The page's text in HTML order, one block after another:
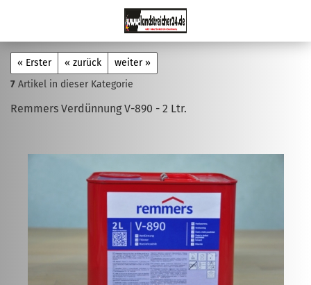
« Erster « zurück
weiter »
7 Artikel in dieser Kategorie
Remmers Verdünnung V-890 - 2 Ltr.